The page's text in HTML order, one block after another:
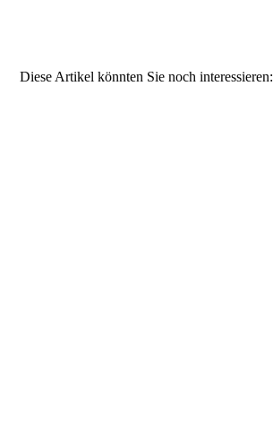
Diese Artikel könnten Sie noch interessieren: